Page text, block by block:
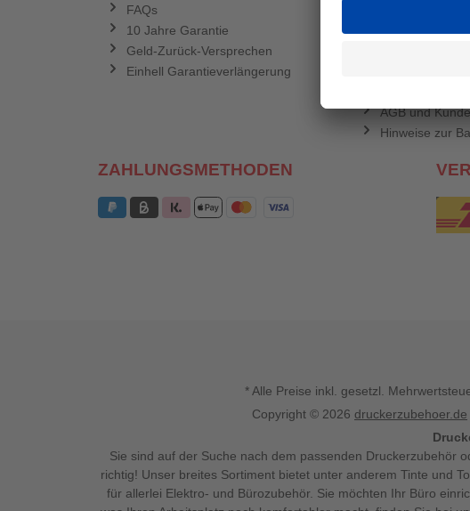
FAQs
10 Jahre Garantie
Geld-Zurück-Versprechen
Einhell Garantieverlängerung
Cookie
AGB und
Hinweise zur
ZAHLUNGSMETHODEN
* Alle Preise inkl. gesetzl.
Copyright © 2026 druckerzubehoer.de
Sie sind auf der Suche nach dem passenden Druckerzubehör
richtig! Unser breites Sortiment bietet unter anderem Tinte und
für allerlei Elektro- und Bürozubehör. Sie möchten Ihr Büro